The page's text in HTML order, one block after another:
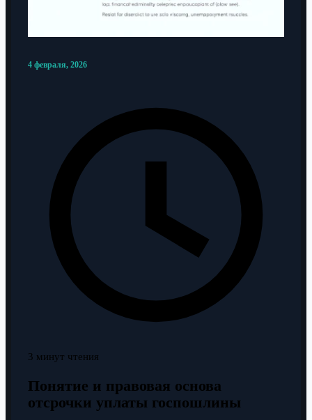
4 февраля, 2026
3 минут чтения
Понятие и правовая основа
отсрочки уплаты госпошлины